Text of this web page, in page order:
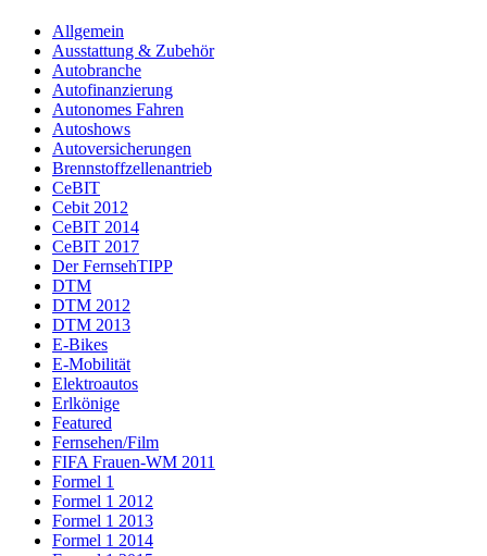
Allgemein
Ausstattung & Zubehör
Autobranche
Autofinanzierung
Autonomes Fahren
Autoshows
Autoversicherungen
Brennstoffzellenantrieb
CeBIT
Cebit 2012
CeBIT 2014
CeBIT 2017
Der FernsehTIPP
DTM
DTM 2012
DTM 2013
E-Bikes
E-Mobilität
Elektroautos
Erlkönige
Featured
Fernsehen/Film
FIFA Frauen-WM 2011
Formel 1
Formel 1 2012
Formel 1 2013
Formel 1 2014